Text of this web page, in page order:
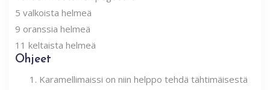
5 valkoista helmeä
9 oranssia helmeä
11 keltaista helmeä
Ohjeet
Karamellimaissi on niin helppo tehdä tähtimäisestä